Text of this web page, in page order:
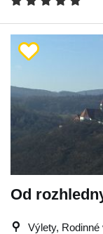
Od
Výlety,